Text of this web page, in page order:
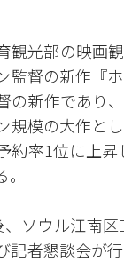
観光部の映画
監督の新作『
の新作であり
規模の大作と
約率1位に上
、ソウル江南
記者懇談会が